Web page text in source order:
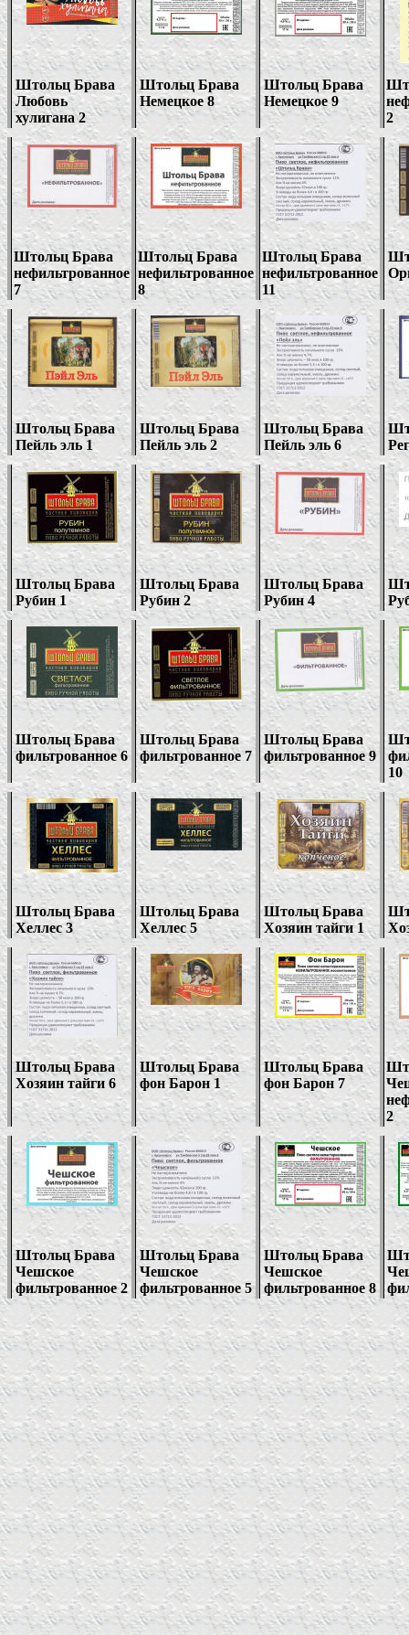
Штольц Брава
Любовь
хулигана 2
Штольц Брава
Немецкое 8
Штольц Брава
Немецкое 9
2
Штольц Брава
нефильтрованное
7
Штольц Брава
нефильтрованное
8
Штольц Брава
нефильтрованное
11
Штольц Брава
Пейль эль 1
Штольц Брава
Пейль эль 2
Штольц Брава
Пейль эль 6
Штольц Брава
Рубин 1
Штольц Брава
Рубин 2
Штольц Брава
Рубин 4
Штольц Брава
фильтрованное 6
Штольц Брава
фильтрованное 7
Штольц Брава
фильтрованное 9
10
Штольц Брава
Хеллес 3
Штольц Брава
Хеллес 5
Штольц Брава
Хозяин тайги 1
Штольц Брава
Хозяин тайги 6
Штольц Брава
фон Барон 1
Штольц Брава
фон Барон 7
2
Штольц Брава
Чешское
фильтрованное 2
Штольц Брава
Чешское
фильтрованное 5
Штольц Брава
Чешское
фильтрованное 8